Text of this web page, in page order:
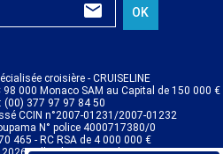
OK
croisière - CRUISELINE
000 Monaco SAM au Capital de 150 000 €
(00) 377 97 97 84 50
CCIN n°2007-01231/2007-01232
N° police 4000717380/0
465 - RC RSA de 4 000 000 €